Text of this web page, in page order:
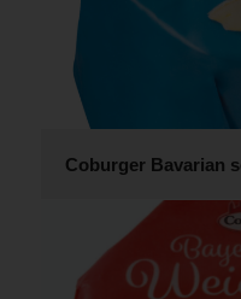
Coburger Bavarian